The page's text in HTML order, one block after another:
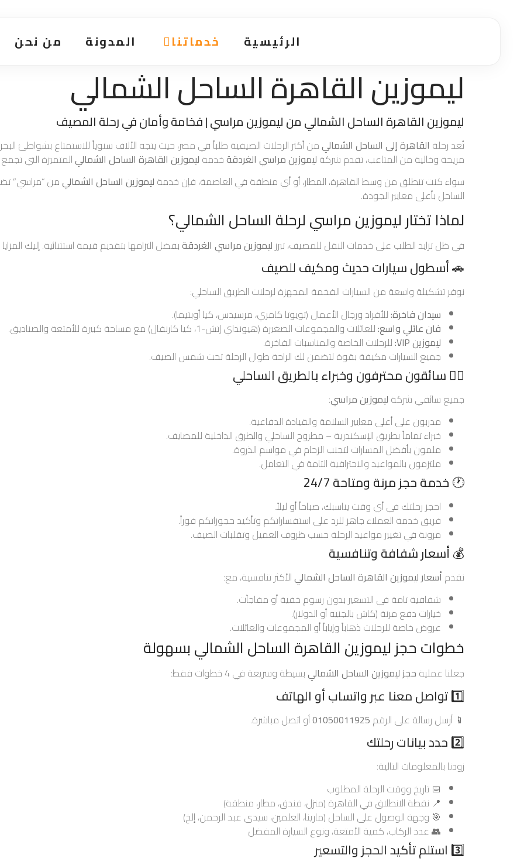
الرئيسية خدماتنا المدونة من نحن
ليموزين القاهرة الساحل الشمالي
ليموزين القاهرة الساحل الشمالي من ليموزين مراسي | فخامة وأمان في رحلة المصيف
تُعد رحلة القاهرة إلى الساحل الشماليمن أكثر الرحلات الصيفية طلباً في مصر، حيث يتجه الآلاف سنوياً للاستمتاع بشواطئ
مريحة وخالية من المتاعب، تقدم شركة ليموزين مراسي الغردقةخدمة ليموزين القاهرة الساحل الشماليالمتميزة التي
سواء كنت تنطلق من وسط القاهرة، المطار، أو أي منطقة في العاصمة، فإن خدمة ليموزين الساحل الشماليمن “مراسي”
الساحل بأعلى معايير الجودة.
لماذا تختار ليموزين مراسي لرحلة الساحل الشمالي؟
في ظل تزايد الطلب على خدمات النقل للمصيف، تبرز ليموزين مراسي الغردقةبفضل التزامها بتقديم قيمة استثنائية. إليك
🚗 أسطول سيارات حديث ومكيف للصيف
نوفر تشكيلة واسعة من السيارات الفخمة المجهزة لرحلات الطريق الساحلي:
سيدان فاخرة:للأفراد ورجال الأعمال (تويوتا كامري، مرسيدس، كيا أوبتيما).
فان عائلي واسع:للعائلات والمجموعات الصغيرة (هيونداي إتش-1، كيا كارنفال) مع مساحة كبيرة للأمتعة والصناديق.
ليموزين VIP:
للرحلات الخاصة والمناسبات الفاخرة.
جميع السيارات مكيفة بقوة لتضمن لك الراحة طوال الرحلة تحت شمس الصيف.
👨‍✈️ سائقون محترفون وخبراء بالطريق الساحلي
جميع سائقي شركة ليموزين مراسي:
مدربون على أعلى معايير السلامة والقيادة الدفاعية.
خبراء تماماً بطريق الإسكندرية – مطروح الساحلي والطرق الداخلية للمصايف.
ملمون بأفضل المسارات لتجنب الزحام في مواسم الذروة.
ملتزمون بالمواعيد والاحترافية التامة في التعامل.
🕐 خدمة حجز مرنة ومتاحة 24/7
احجز رحلتك في أي وقت يناسبك، صباحاً أو ليلاً.
فريق خدمة العملاء جاهز للرد على استفساراتكم وتأكيد حجوزاتكم فوراً.
مرونة في تغيير مواعيد الرحلة حسب ظروف العميل وتقلبات الصيف.
💰 أسعار شفافة وتنافسية
نقدم أسعار ليموزين القاهرة الساحل الشماليالأكثر تنافسية، مع:
شفافية تامة في التسعير بدون رسوم خفية أو مفاجآت.
خيارات دفع مرنة (كاش بالجنيه أو الدولار).
عروض خاصة للرحلات ذهاباً وإياباً أو المجموعات والعائلات.
خطوات حجز ليموزين القاهرة الساحل الشمالي بسهولة
جعلنا عملية حجز ليموزين الساحل الشماليبسيطة وسريعة في 4 خطوات فقط:
1️⃣ تواصل معنا عبر واتساب أو الهاتف
📱 أرسل رسالة على الرقم 01050011925أو اتصل مباشرة.
2️⃣ حدد بيانات رحلتك
زودنا بالمعلومات التالية:
📅 تاريخ ووقت الرحلة المطلوب
📍 نقطة الانطلاق في القاهرة (منزل، فندق، مطار، منطقة)
🎯 وجهة الوصول على الساحل (مارينا، العلمين، سيدى عبد الرحمن، إلخ)
👥 عدد الركاب، كمية الأمتعة، ونوع السيارة المفضل
3️⃣ استلم تأكيد الحجز والتسعير